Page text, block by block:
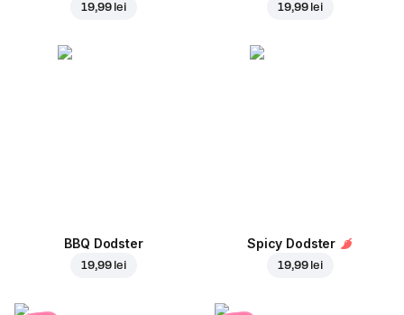
19,99 lei 19,99 lei
BBQ Dodster
19,99 lei
Spicy Dodster
19,99 lei